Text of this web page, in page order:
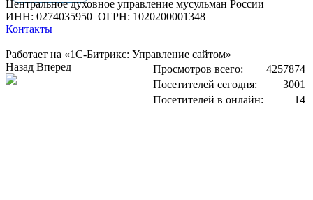
Центральное духовное управление мусульман России
ИНН: 0274035950 ОГРН: 1020200001348
Контакты
Работает на «1С-Битрикс: Управление сайтом»
Просмотров всего:
4257874
Посетителей сегодня:
3001
Посетителей в онлайн:
14
Назад Вперед